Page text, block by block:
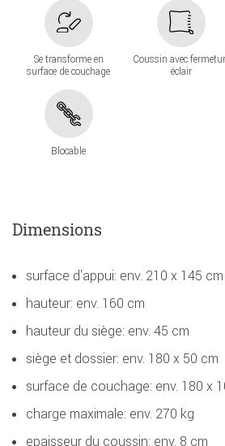
Se transforme en
surface de couchage
Coussin avec
éclair
Blocable
Dimensions
surface d'appui: env. 210 x 145 cm
hauteur: env. 160 cm
hauteur du siège: env. 45 cm
siège et dossier: env. 180 x 50 cm
surface de couchage: env. 180 x
charge maximale: env. 270 kg
epaisseur du coussin: env. 8 cm